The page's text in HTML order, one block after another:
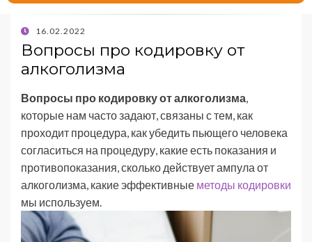
16.02.2022
Вопросы про кодировку от
алкоголизма
Вопросы про кодировку от алкоголизма,
которые нам часто задают, связаны с тем, как
проходит процедура, как убедить пьющего человека
согласиться на процедуру, какие есть показания и
противопоказания, сколько действует ампула от
алкоголизма, какие эффективные методы кодировки
мы используем.